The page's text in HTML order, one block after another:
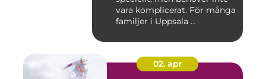
vara komplicerat. För många
familjer i Uppsala ...
02. apr